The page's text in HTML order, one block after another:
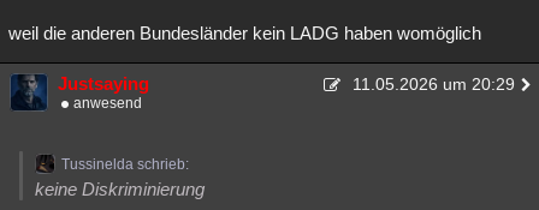
weil die anderen Bundesländer kein LADG haben womöglich
Justsaying 11.05.2026 um 20:29
anwesend
Tussinelda schrieb:
keine Diskriminierung